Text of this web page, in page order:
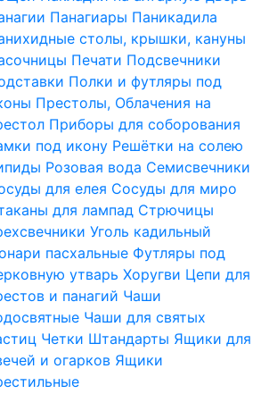
Панагиары Паникадила
столы, крышки, кануны
Печати Подсвечники
Полки и футляры под
Престолы, Облачения на
Приборы для соборования
под икону Решётки на солею
Розовая вода Семисвечники
для елея Сосуды для миро
для лампад Стрючицы
Уголь кадильный
пасхальные Футляры под
утварь Хоругви Цепи для
и панагий Чаши
Чаши для святых
Четки Штандарты Ящики для
и огарков Ящики